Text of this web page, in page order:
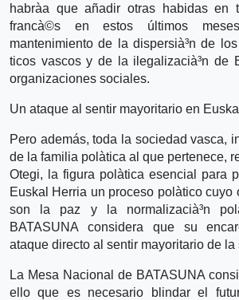
habrà­a que añadir otras habidas en
francà©s en estos últimos
mantenimiento de la dispersià³n de
ticos vascos y de la ilegalizacià³n de
organizaciones sociales.
Un ataque al sentir mayoritario en
Pero además, toda la sociedad vasca,
de la familia polà­tica al que pertenece,
Otegi, la figura polà­tica esencial para
Euskal Herria un proceso polà­tico cuyo
son la paz y la normalizacià³n
BATASUNA considera que su
ataque directo al sentir mayoritario de la
La Mesa Nacional de BATASUNA
ello que es necesario blindar el